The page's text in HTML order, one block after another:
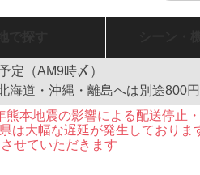
定（AM9時〆）
海道・沖縄・離島へは別途800円
熊本地震の影響による配送停止
は大幅な遅延が発生しておりま
せていただきます